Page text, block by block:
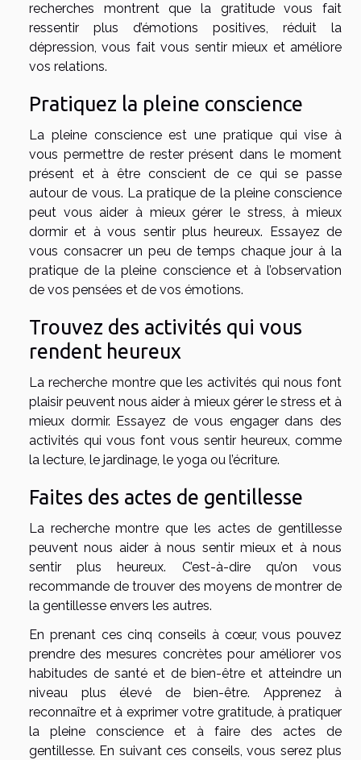
recherches montrent que la gratitude vous fait
ressentir plus d’émotions positives, réduit la
dépression, vous fait vous sentir mieux et améliore
vos relations.
Pratiquez la pleine conscience
La pleine conscience est une pratique qui vise à
vous permettre de rester présent dans le moment
présent et à être conscient de ce qui se passe
autour de vous. La pratique de la pleine conscience
peut vous aider à mieux gérer le stress, à mieux
dormir et à vous sentir plus heureux. Essayez de
vous consacrer un peu de temps chaque jour à la
pratique de la pleine conscience et à l’observation
de vos pensées et de vos émotions.
Trouvez des activités qui vous
rendent heureux
La recherche montre que les activités qui nous font
plaisir peuvent nous aider à mieux gérer le stress et à
mieux dormir. Essayez de vous engager dans des
activités qui vous font vous sentir heureux, comme
la lecture, le jardinage, le yoga ou l’écriture.
Faites des actes de gentillesse
La recherche montre que les actes de gentillesse
peuvent nous aider à nous sentir mieux et à nous
sentir plus heureux. C’est-à-dire qu’on vous
recommande de trouver des moyens de montrer de
la gentillesse envers les autres.
En prenant ces cinq conseils à cœur, vous pouvez
prendre des mesures concrètes pour améliorer vos
habitudes de santé et de bien-être et atteindre un
niveau plus élevé de bien-être. Apprenez à
reconnaître et à exprimer votre gratitude, à pratiquer
la pleine conscience et à faire des actes de
gentillesse. En suivant ces conseils, vous serez plus